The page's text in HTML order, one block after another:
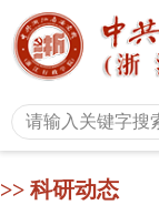
>> 科研动态